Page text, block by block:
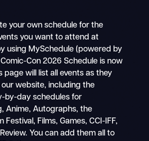
your own schedule for the
you want to attend at
using MySchedule (powered by
Comic-Con 2026 Schedule is now
page will list all events as they
website, including the
by-day schedules for
Anime, Autographs, the
Festival, Films, Games, CCI-IFF,
You can add them all to